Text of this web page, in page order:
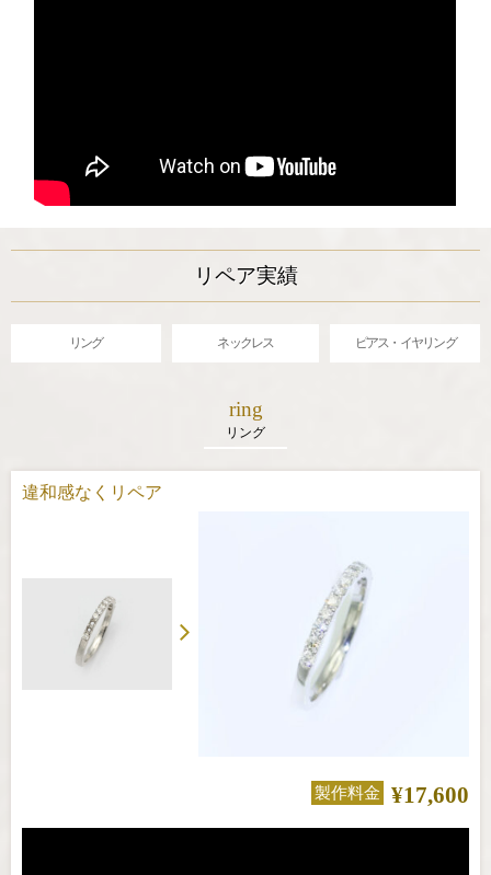
リペア実績
リング ネックレス ピアス・イヤリング
ring
リング
違和感なくリペア
製作料金 ¥17,600